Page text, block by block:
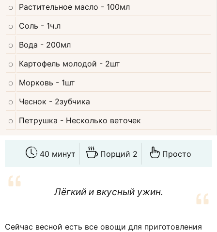
Растительное масло - 100мл
Соль - 1ч.л
Вода - 200мл
Картофель молодой - 2шт
Морковь - 1шт
Чеснок - 2зубчика
Петрушка - Несколько веточек
40 минут Порций 2 Просто
Лёгкий и вкусный ужин.
Сейчас весной есть все овощи для приготовления